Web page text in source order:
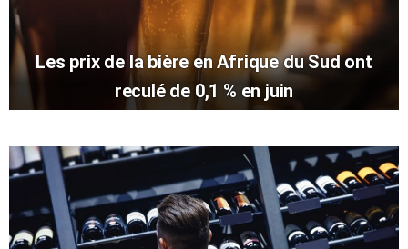
Les prix de la bière en Afrique du Sud ont
reculé de 0,1 % en juin